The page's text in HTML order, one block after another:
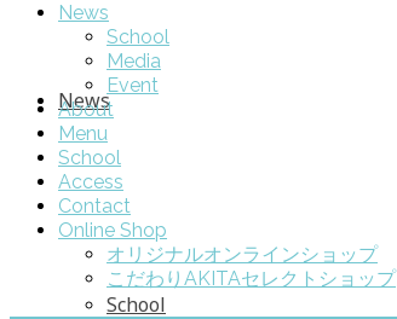
News
School
News
School
Media
Event
About
Menu
School
Access
Contact
Online Shop
オリジナルオンラインショップ
こだわりAKITAセレクトショップ